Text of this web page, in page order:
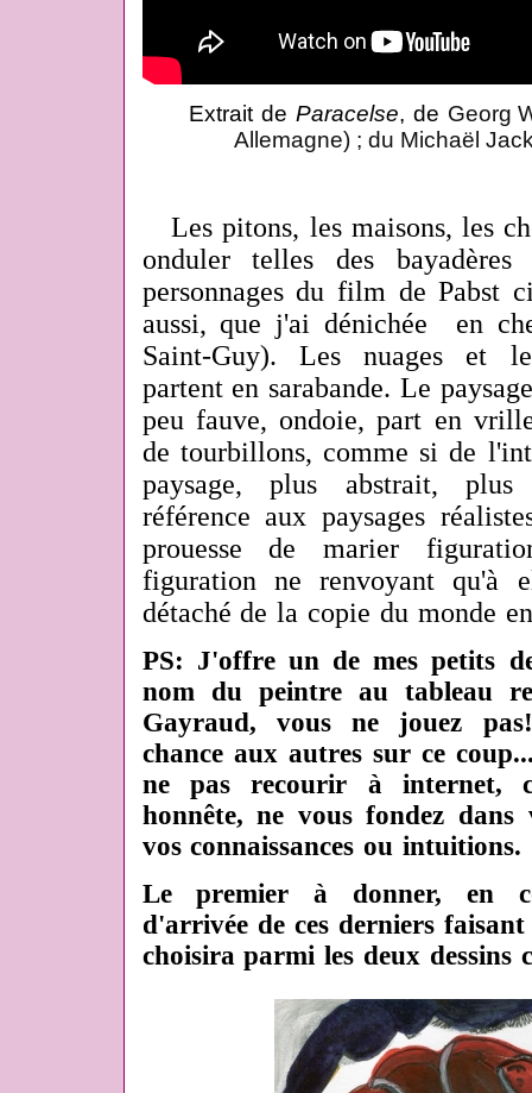
Extrait de Paracelse, de Georg
Allemagne) ; du Michaël
Les pitons, les maisons, les
onduler telles des bayadères
personnages du film de Pabst
aussi, que j'ai dénichée en
Saint-Guy). Les nuages et
partent en sarabande. Le
peu fauve, ondoie, part en
de tourbillons, comme si de
paysage, plus abstrait,
référence aux paysages
prouesse de marier
figuration ne renvoyant qu'à
détaché de la copie du monde
PS: J'offre un de mes petits
nom du peintre au tableau
Gayraud, vous ne jouez
chance aux autres sur ce
ne pas recourir à internet,
honnête, ne vous fondez dans
vos connaissances ou intuitions.
Le premier à donner, en
d'arrivée de ces derniers
choisira parmi les deux dessins